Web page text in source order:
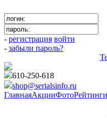
- регистрация войти
- забыли пароль?
610-250-618
shop@serialsinfo.ru
ГлавнаяАкцииФотоРейтинги